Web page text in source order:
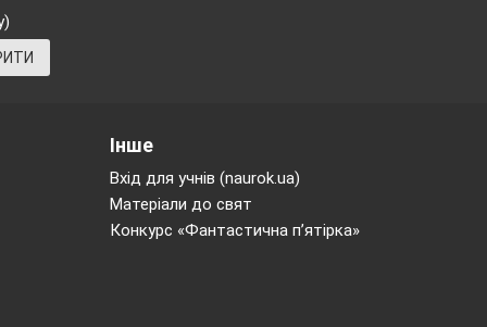
Інше
Вхід для учнів (naurok.ua)
Матеріали до свят
Конкурс «Фантастична п’ятірка»